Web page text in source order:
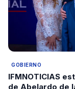
GOBIERNO
IFMNOTICIAS
de Abelardo de